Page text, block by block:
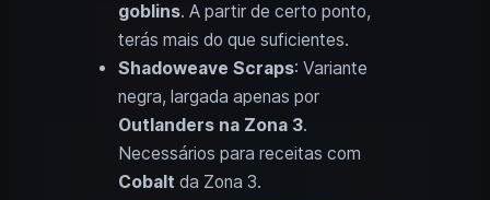
goblins. A partir de certo ponto,
terás mais do que suficientes.
Shadoweave Scraps: Variante
negra, largada apenas por
Outlanders na Zona 3.
Necessários para receitas com
Cobalt da Zona 3.